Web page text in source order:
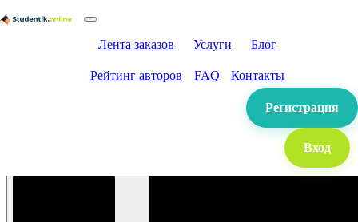
Лента заказов Услуги Блог
Рейтинг авторов FAQ Контакты
Регистрация
Вход